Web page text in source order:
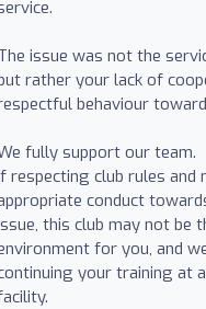
issue was not the
rather your lack of
behaviour
fully support our team.
respecting club rules and
conduct
this club may not be
for you, and
your training at